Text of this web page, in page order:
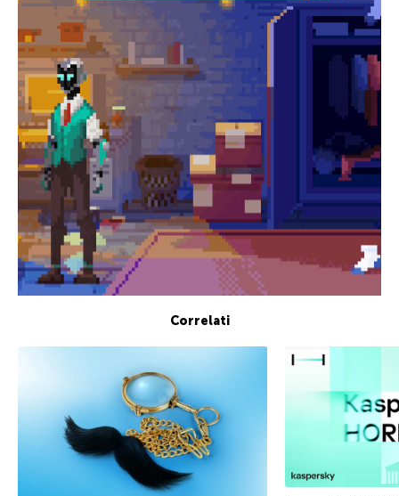
Correlati